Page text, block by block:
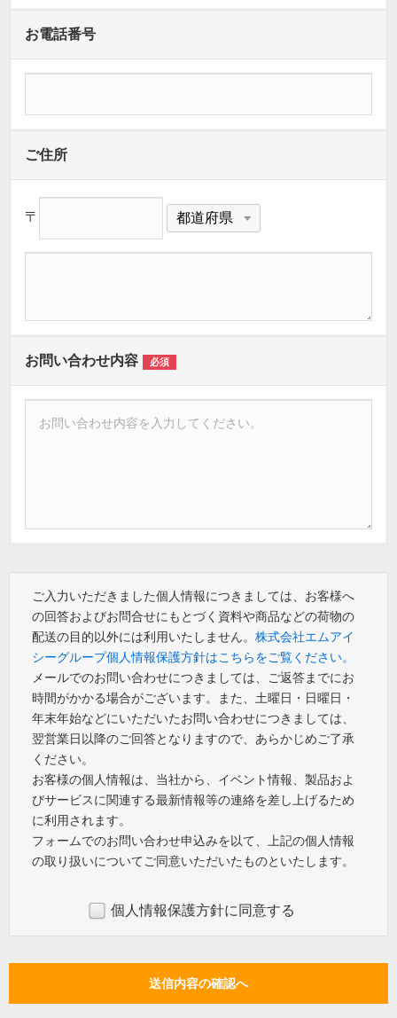
お電話番号
ご住所
〒
お問い合わせ内容 必須
ご入力いただきました個人情報につきましては、お客様へ
の回答およびお問合せにもとづく資料や商品などの荷物の
配送の目的以外には利用いたしません。 株式会社エムアイ
シーグループ個人情報保護方針はこちらをご覧ください。
メールでのお問い合わせにつきましては、ご返答までにお
時間がかかる場合がございます。また、土曜日・日曜日・
年末年始などにいただいたお問い合わせにつきましては、
翌営業日以降のご回答となりますので、あらかじめご了承
ください。
お客様の個人情報は、当社から、イベント情報、製品およ
びサービスに関連する最新情報等の連絡を差し上げるため
に利用されます。
フォームでのお問い合わせ申込みを以て、上記の個人情報
の取り扱いについてご同意いただいたものといたします。
個人情報保護方針に同意する